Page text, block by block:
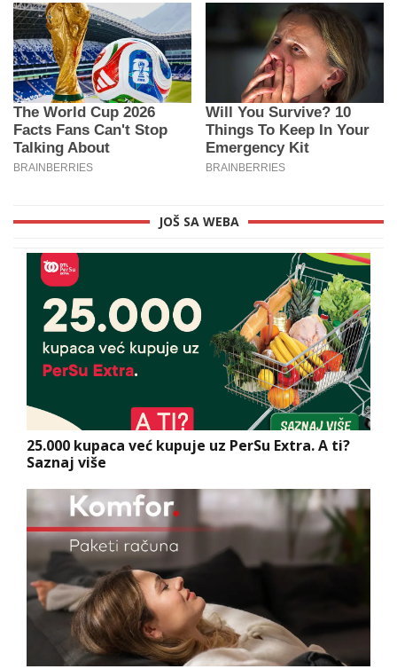
JOŠ SA WEBA
25.000 kupaca već kupuje uz PerSu Extra. A ti?
Saznaj više